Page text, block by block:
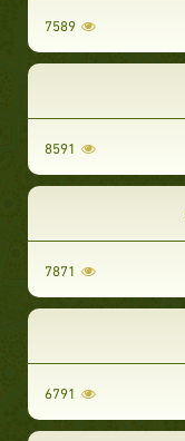
7589
8591
7871
6791